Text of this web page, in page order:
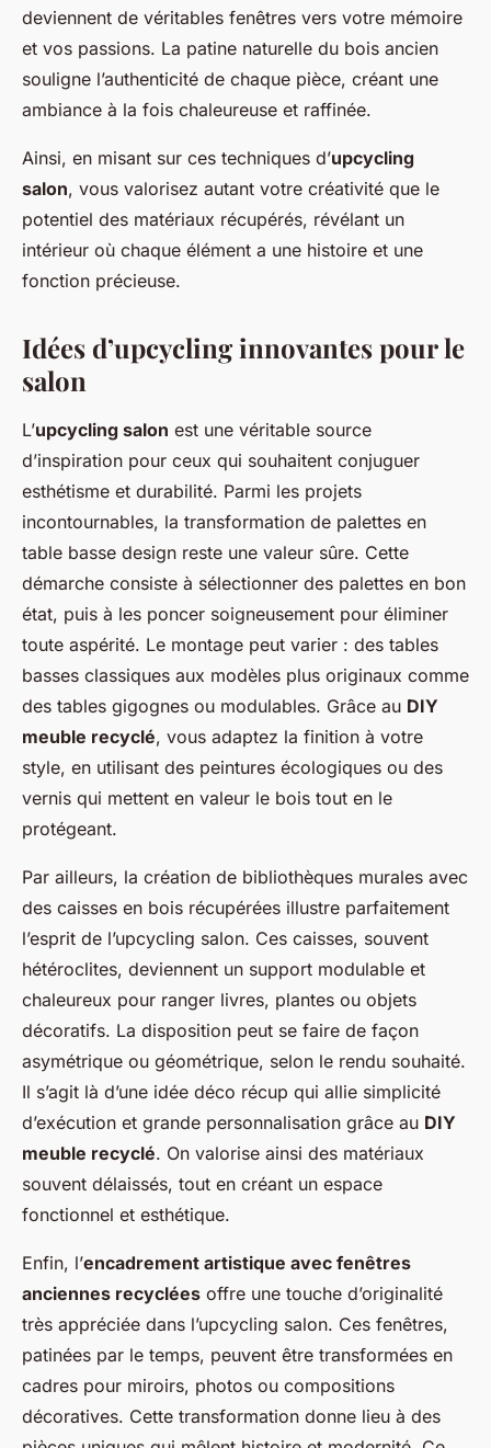
deviennent de véritables fenêtres vers votre mémoire
et vos passions. La patine naturelle du bois ancien
souligne l’authenticité de chaque pièce, créant une
ambiance à la fois chaleureuse et raffinée.
Ainsi, en misant sur ces techniques d’upcycling
salon, vous valorisez autant votre créativité que le
potentiel des matériaux récupérés, révélant un
intérieur où chaque élément a une histoire et une
fonction précieuse.
Idées d’upcycling innovantes pour le
salon
L’upcycling salon est une véritable source
d’inspiration pour ceux qui souhaitent conjuguer
esthétisme et durabilité. Parmi les projets
incontournables, la transformation de palettes en
table basse design reste une valeur sûre. Cette
démarche consiste à sélectionner des palettes en bon
état, puis à les poncer soigneusement pour éliminer
toute aspérité. Le montage peut varier : des tables
basses classiques aux modèles plus originaux comme
des tables gigognes ou modulables. Grâce au DIY
meuble recyclé, vous adaptez la finition à votre
style, en utilisant des peintures écologiques ou des
vernis qui mettent en valeur le bois tout en le
protégeant.
Par ailleurs, la création de bibliothèques murales avec
des caisses en bois récupérées illustre parfaitement
l’esprit de l’upcycling salon. Ces caisses, souvent
hétéroclites, deviennent un support modulable et
chaleureux pour ranger livres, plantes ou objets
décoratifs. La disposition peut se faire de façon
asymétrique ou géométrique, selon le rendu souhaité.
Il s’agit là d’une idée déco récup qui allie simplicité
d’exécution et grande personnalisation grâce au DIY
meuble recyclé. On valorise ainsi des matériaux
souvent délaissés, tout en créant un espace
fonctionnel et esthétique.
Enfin, l’encadrement artistique avec fenêtres
anciennes recyclées offre une touche d’originalité
très appréciée dans l’upcycling salon. Ces fenêtres,
patinées par le temps, peuvent être transformées en
cadres pour miroirs, photos ou compositions
décoratives. Cette transformation donne lieu à des